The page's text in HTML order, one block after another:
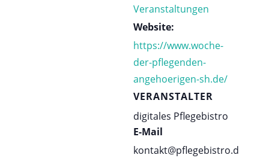
Veranstaltungen
Website:
https://www.woche-
der-pflegenden-
angehoerigen-sh.de/
VERANSTALTER
digitales Pflegebistro
E-Mail
kontakt@pflegebistro.d